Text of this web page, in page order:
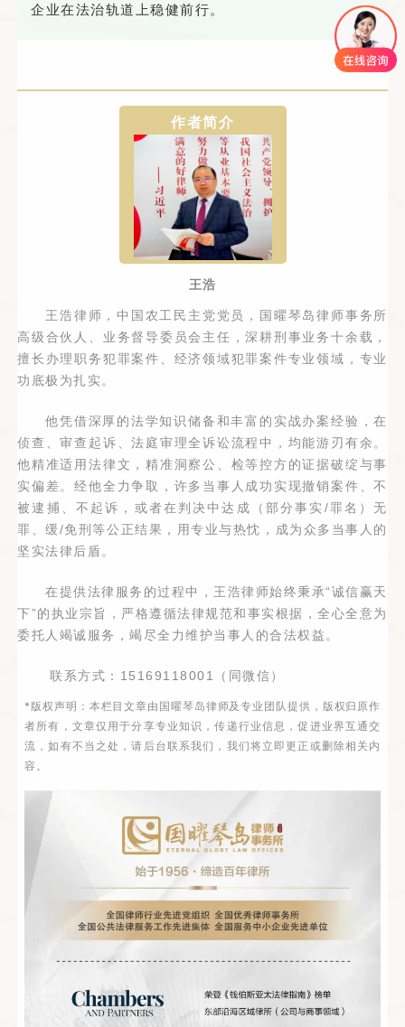
企业在法治轨道上稳健前行。
作者简介
王浩
王浩律师，中国农工民主党党员，国曜琴岛律师事务所
高级合伙人、业务督导委员会主任，深耕刑事业务十余载，
擅长办理职务犯罪案件、经济领域犯罪案件专业领域，专业
功底极为扎实。
他凭借深厚的法学知识储备和丰富的实战办案经验，在
侦查、审查起诉、法庭审理全诉讼流程中，均能游刃有余。
他精准适用法律文，精准洞察公、检等控方的证据破绽与事
实偏差。经他全力争取，许多当事人成功实现撤销案件、不
被逮捕、不起诉，或者在判决中达成（部分事实/罪名）无
罪、缓/免刑等公正结果，用专业与热忱，成为众多当事人的
坚实法律后盾。
在提供法律服务的过程中，王浩律师始终秉承“诚信赢天
下”的执业宗旨，严格遵循法律规范和事实根据，全心全意为
委托人竭诚服务，竭尽全力维护当事人的合法权益。
联系方式：15169118001（同微信）
* 版权声明：本栏目文章由国曜琴岛律师及专业团队提供，版权归原作
者所有，文章仅用于分享专业知识，传递行业信息，促进业界互通交
流，如有不当之处，请后台联系我们，我们将立即更正或删除相关内
容。